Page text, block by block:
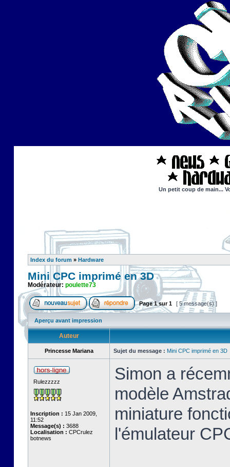
Un petit coup de main...
Index du forum » Hardware
Mini CPC imprimé en 3D
Modérateur: poulette73
Page1sur1 [ 5 message(s) ]
Aperçu avant impression
Auteur
Princesse Mariana Sujet du message : Mini CPC imprimé en 3D
Rulezzzzz
Inscription : 15 Jan 2009,
11:52
Message(s) : 3688
Localisation : CPCrulez
botnews
Simon a
modèle
miniature
l'émulateur